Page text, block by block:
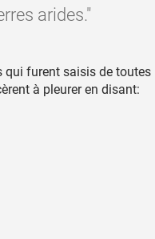
arides."
qui furent saisis de toutes
à pleurer en disant: